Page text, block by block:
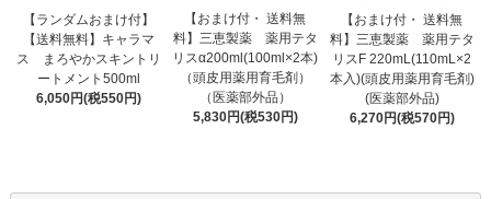
【ランダムおまけ付】
【送料無料】キャラマ
ス まろやかスキントリ
ートメント500ml
6,050円(税550円)
【おまけ付・ 送料無
料】三恵製薬 薬用テタ
リスα200ml(100ml×2本)
（頭皮用薬用育毛剤）
（医薬部外品）
5,830円(税530円)
【おまけ付・ 送料無
料】三恵製薬 薬用テタ
リスF 220mL(110mL×2
本入)(頭皮用薬用育毛剤)
(医薬部外品)
6,270円(税570円)